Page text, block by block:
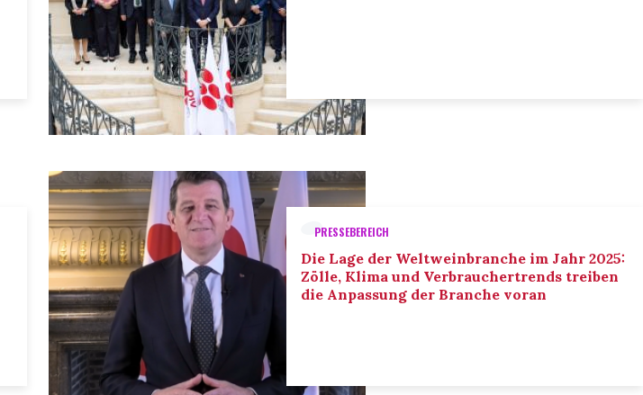
PRESSEBEREICH
Die Lage der Weltweinbranche im Jahr 2025:
Zölle, Klima und Verbrauchertrends treiben
die Anpassung der Branche voran